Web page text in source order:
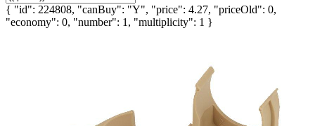
{ "id": 224808, "canBuy": "Y", "price": 4.27, "priceOld": 0,
"economy": 0, "number": 1, "multiplicity": 1 }